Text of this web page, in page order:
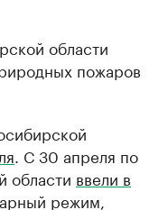
области
пожаров
. С 30 апреля по
области ввели в
режим,